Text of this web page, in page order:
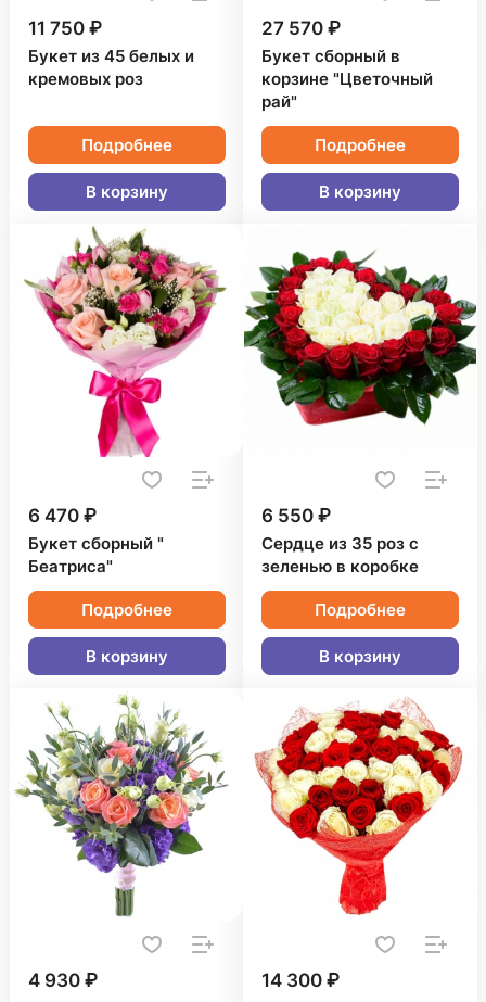
11 750 ₽
Букет из 45 белых и
кремовых роз
Подробнее
В корзину
27 570 ₽
Букет сборный в
корзине "Цветочный
рай"
Подробнее
В корзину
6 470 ₽
Букет сборный "
Беатриса"
Подробнее
В корзину
6 550 ₽
Сердце из 35 роз с
зеленью в коробке
Подробнее
В корзину
4 930 ₽ 14 300 ₽